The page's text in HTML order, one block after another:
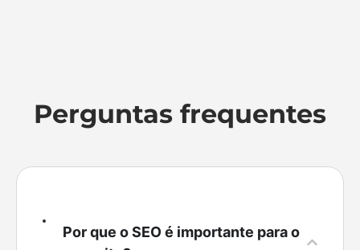
Perguntas frequentes
Por que o SEO é importante para o